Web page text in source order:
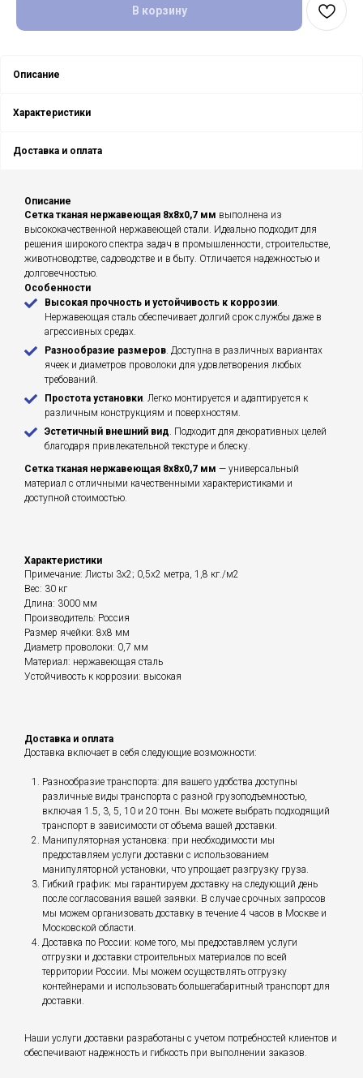
В корзину
Описание
Характеристики
Доставка и оплата
Описание
Сетка тканая нержавеющая 8х8х0,7 мм выполнена из
высококачественной нержавеющей стали. Идеально подходит для
решения широкого спектра задач в промышленности, строительстве,
животноводстве, садоводстве и в быту. Отличается надежностью и
долговечностью.
Особенности
Высокая прочность и устойчивость к коррозии.
Нержавеющая сталь обеспечивает долгий срок службы даже в
агрессивных средах.
Разнообразие размеров. Доступна в различных вариантах
ячеек и диаметров проволоки для удовлетворения любых
требований.
Простота установки. Легко монтируется и адаптируется к
различным конструкциям и поверхностям.
Эстетичный внешний вид. Подходит для декоративных целей
благодаря привлекательной текстуре и блеску.
Сетка тканая нержавеющая 8х8х0,7 мм — универсальный
материал с отличными качественными характеристиками и
доступной стоимостью.
Характеристики
Примечание: Листы 3х2; 0,5х2 метра, 1,8 кг./м2
Вес: 30 кг
Длина: 3000 мм
Производитель: Россия
Размер ячейки: 8х8 мм
Диаметр проволоки: 0,7 мм
Материал: нержавеющая сталь
Устойчивость к коррозии: высокая
Доставка и оплата
Доставка включает в себя следующие возможности:
Разнообразие транспорта: для вашего удобства доступны
различные виды транспорта с разной грузоподъемностью,
включая 1.5, 3, 5, 10 и 20 тонн. Вы можете выбрать подходящий
транспорт в зависимости от объема вашей доставки.
Манипуляторная установка: при необходимости мы
предоставляем услуги доставки с использованием
манипуляторной установки, что упрощает разгрузку груза.
Гибкий график: мы гарантируем доставку на следующий день
после согласования вашей заявки. В случае срочных запросов
мы можем организовать доставку в течение 4 часов в Москве и
Московской области.
Доставка по России: коме того, мы предоставляем услуги
отгрузки и доставки строительных материалов по всей
территории России. Мы можем осуществлять отгрузку
контейнерами и использовать большегабаритный транспорт для
доставки.
Наши услуги доставки разработаны с учетом потребностей клиентов и
обеспечивают надежность и гибкость при выполнении заказов.